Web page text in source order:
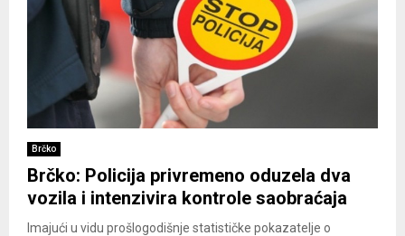
Brčko
Brčko: Policija privremeno oduzela dva
vozila i intenzivira kontrole saobraćaja
Imajući u vidu prošlogodišnje statističke pokazatelje o